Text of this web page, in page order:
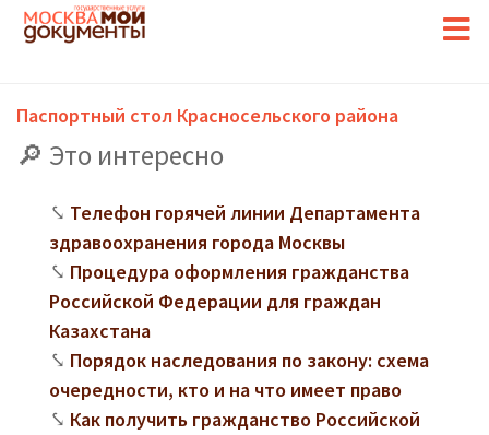
Паспортный стол Красносельского района
Это интересно
Телефон горячей линии Департамента
здравоохранения города Москвы
Процедура оформления гражданства
Российской Федерации для граждан
Казахстана
Порядок наследования по закону: схема
очередности, кто и на что имеет право
Как получить гражданство Российской